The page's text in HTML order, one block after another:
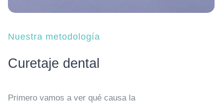
Nuestra metodología
Curetaje dental
Primero vamos a ver qué causa la